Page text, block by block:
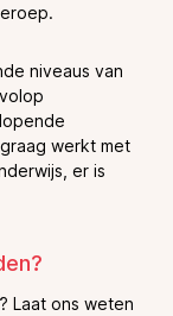
niveaus van
werkt met
er is
Laat ons weten